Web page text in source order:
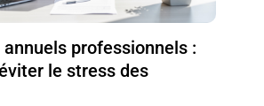
professionnels :
le stress des